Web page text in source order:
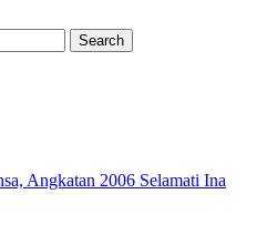
Angkatan 2006 Selamati Ina